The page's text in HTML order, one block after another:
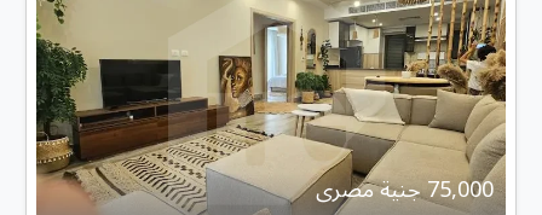
75,000 جنية مصرى